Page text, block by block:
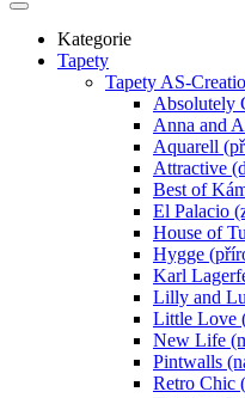
Kategorie
Tapety
Tapety AS-
Absolutely
Anna and
Aquarell
Attractive
Best of
El Palacio
House of
Hygge
Karl
Lilly and
Little Love
New Life
Pintwalls
Retro Chic